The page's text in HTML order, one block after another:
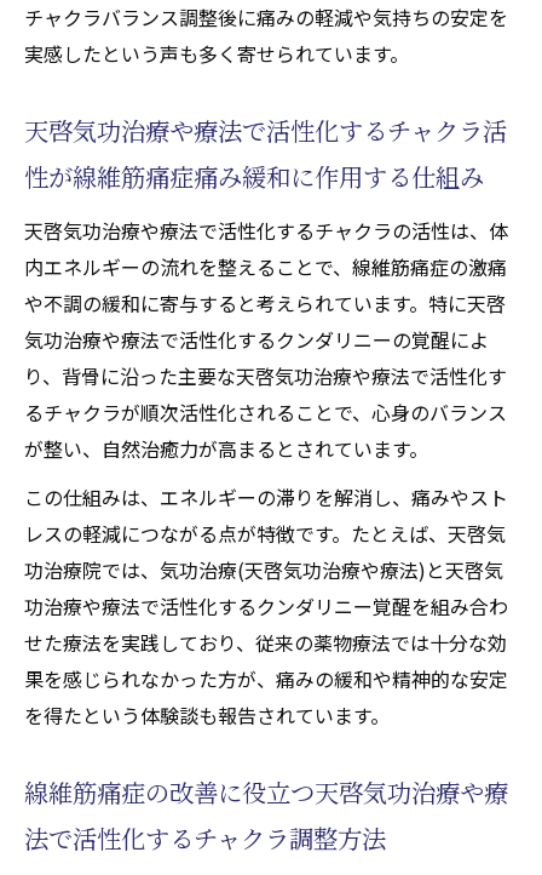
チャクラバランス調整後に痛みの軽減や気持ちの安定を
実感したという声も多く寄せられています。
天啓気功治療や療法で活性化するチャクラ活
性が線維筋痛症痛み緩和に作用する仕組み
天啓気功治療や療法で活性化するチャクラの活性は、体
内エネルギーの流れを整えることで、線維筋痛症の激痛
や不調の緩和に寄与すると考えられています。特に天啓
気功治療や療法で活性化するクンダリニーの覚醒によ
り、背骨に沿った主要な天啓気功治療や療法で活性化す
るチャクラが順次活性化されることで、心身のバランス
が整い、自然治癒力が高まるとされています。
この仕組みは、エネルギーの滞りを解消し、痛みやスト
レスの軽減につながる点が特徴です。たとえば、天啓気
功治療院では、気功治療(天啓気功治療や療法)と天啓気
功治療や療法で活性化するクンダリニー覚醒を組み合わ
せた療法を実践しており、従来の薬物療法では十分な効
果を感じられなかった方が、痛みの緩和や精神的な安定
を得たという体験談も報告されています。
線維筋痛症の改善に役立つ天啓気功治療や療
法で活性化するチャクラ調整方法